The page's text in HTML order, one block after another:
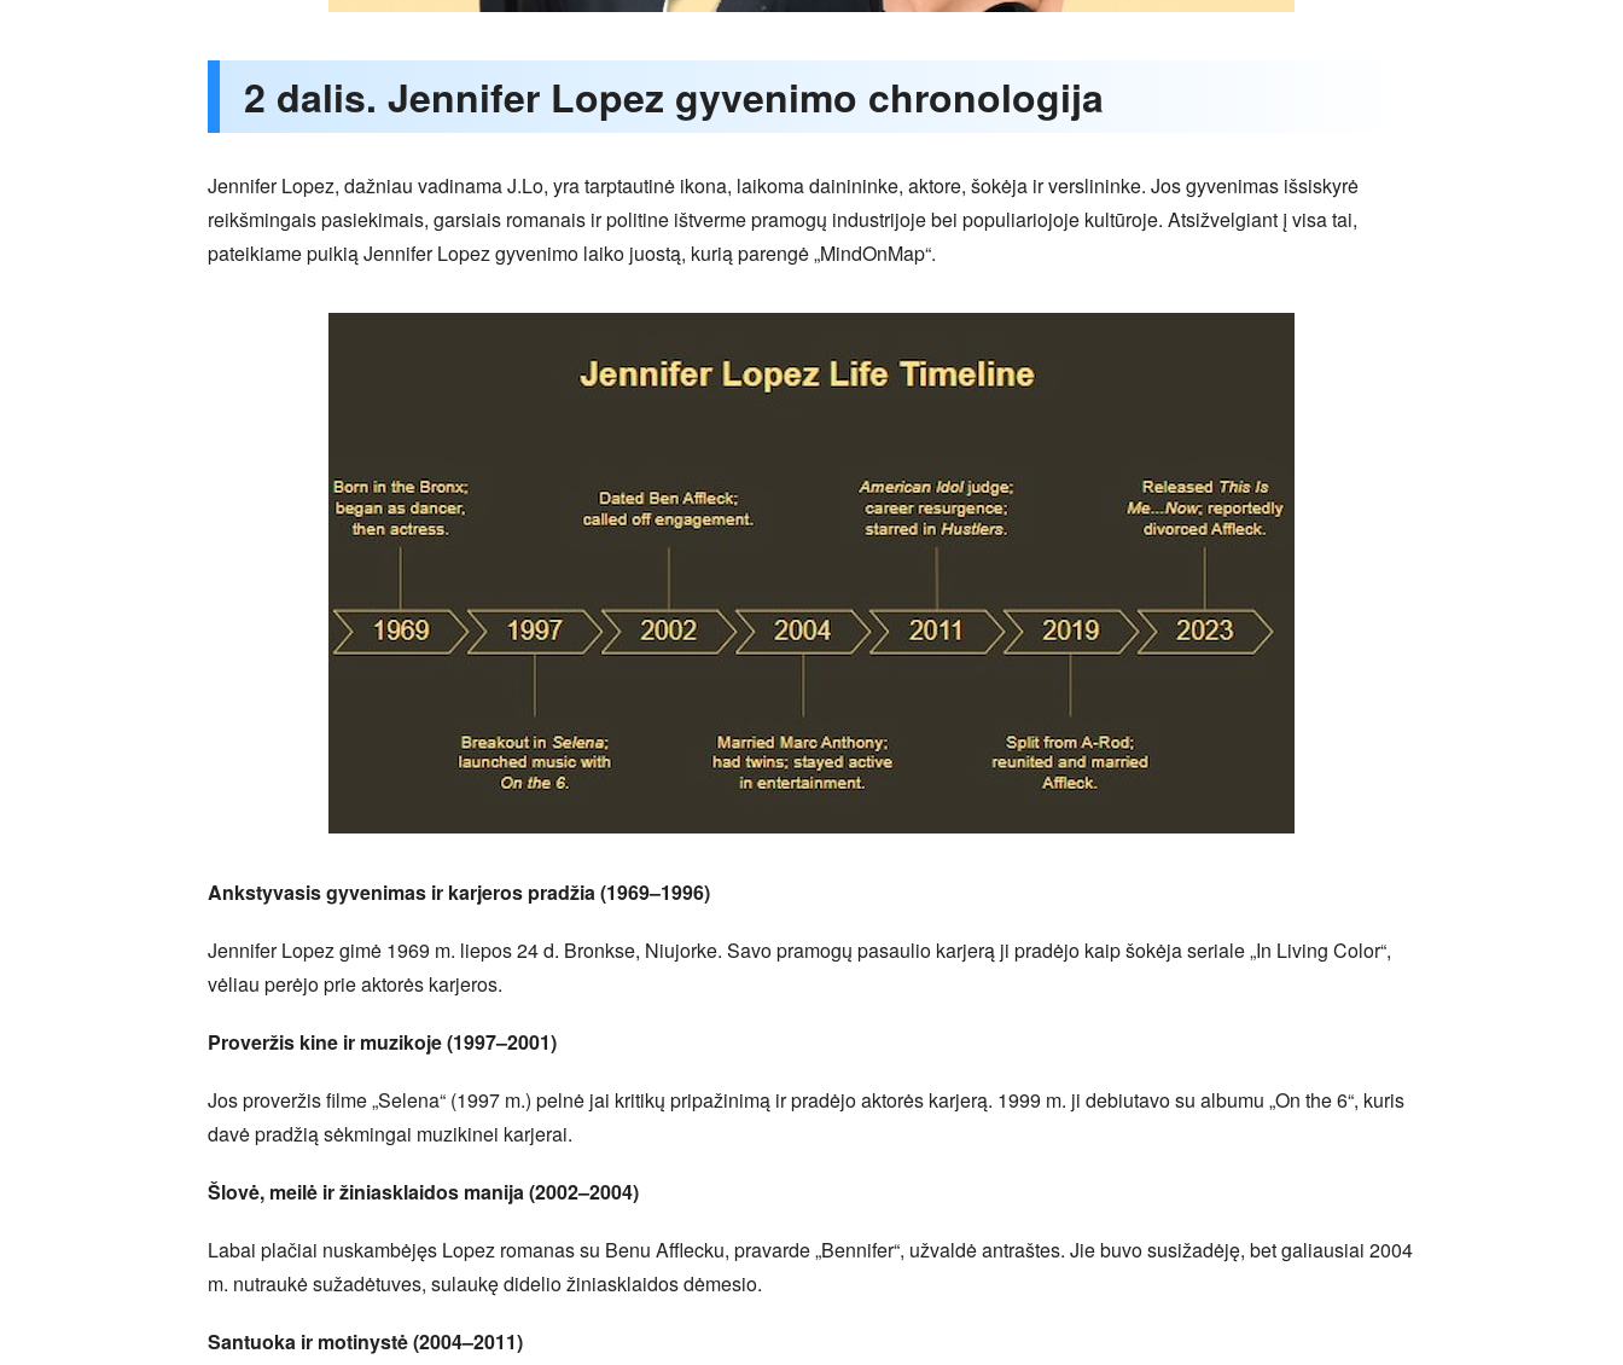
2 dalis. Jennifer Lopez gyvenimo chronologija
Jennifer Lopez, dažniau vadinama J.Lo, yra tarptautinė ikona, laikoma dainininke, aktore, šokėja ir verslininke. Jos gyvenimas išsiskyrė
reikšmingais pasiekimais, garsiais romanais ir politine ištverme pramogų industrijoje bei populiariojoje kultūroje. Atsižvelgiant į visa tai,
pateikiame puikią Jennifer Lopez gyvenimo laiko juostą, kurią parengė „MindOnMap“.
Ankstyvasis gyvenimas ir karjeros pradžia (1969–1996)
Jennifer Lopez gimė 1969 m. liepos 24 d. Bronkse, Niujorke. Savo pramogų pasaulio karjerą ji pradėjo kaip šokėja seriale „In Living Color“,
vėliau perėjo prie aktorės karjeros.
Proveržis kine ir muzikoje (1997–2001)
Jos proveržis filme „Selena“ (1997 m.) pelnė jai kritikų pripažinimą ir pradėjo aktorės karjerą. 1999 m. ji debiutavo su albumu „On the 6“, kuris
davė pradžią sėkmingai muzikinei karjerai.
Šlovė, meilė ir žiniasklaidos manija (2002–2004)
Labai plačiai nuskambėjęs Lopez romanas su Benu Afflecku, pravarde „Bennifer“, užvaldė antraštes. Jie buvo susižadėję, bet galiausiai 2004
m. nutraukė sužadėtuves, sulaukę didelio žiniasklaidos dėmesio.
Santuoka ir motinystė (2004–2011)